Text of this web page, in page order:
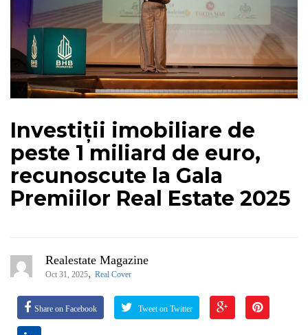
Investiții imobiliare de
peste 1 miliard de euro,
recunoscute la Gala
Premiilor Real Estate 2025
Realestate Magazine
Oct 31, 2025, Real Cover
Share on Facebook Tweet on Twitter